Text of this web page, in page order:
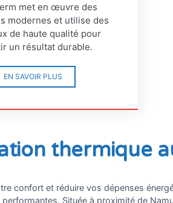
met en œuvre des
modernes et utilise des
de haute qualité pour
un résultat durable.
EN SAVOIR PLUS
thermique
confort et réduire vos dépenses
Située à proximité de